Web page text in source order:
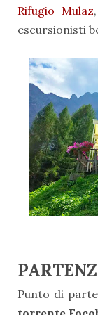
Rifugio Mulaz
escursionisti
Punto di